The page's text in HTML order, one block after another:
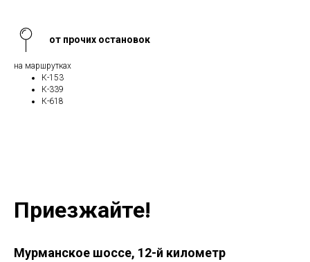
от прочих остановок
на маршрутках
К-153
К-339
К-618
Приезжайте!
Мурманское шоссе, 12-й километр